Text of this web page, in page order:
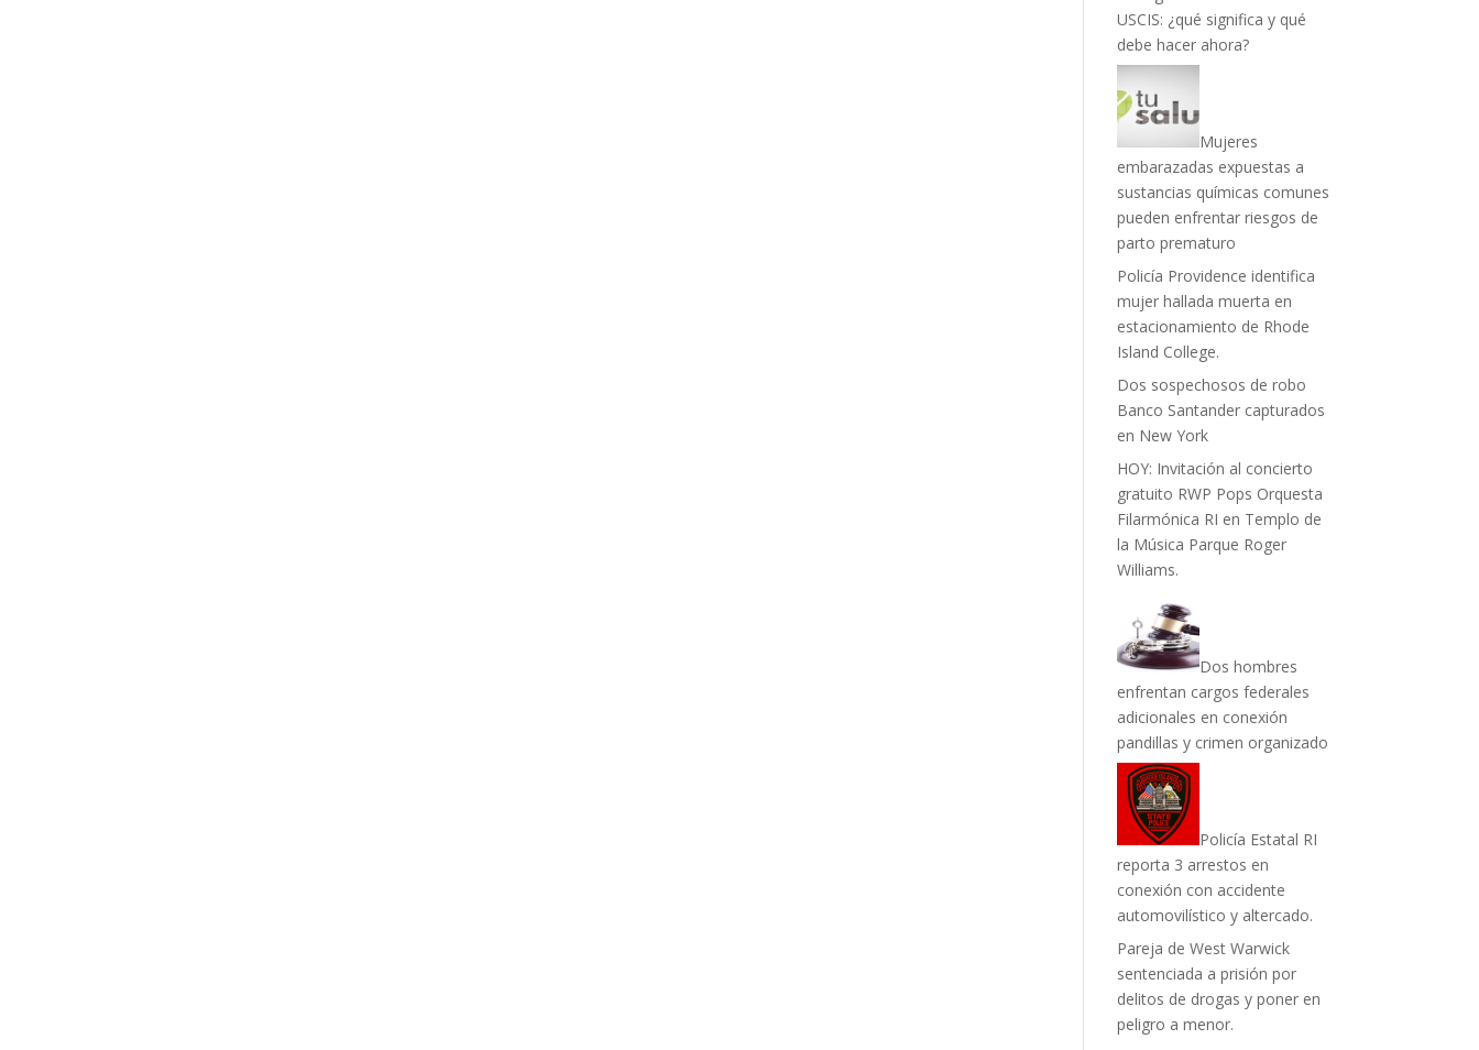
USCIS: ¿qué significa y qué
debe hacer ahora?
Mujeres
embarazadas expuestas a
sustancias químicas comunes
pueden enfrentar riesgos de
parto prematuro
Policía Providence identifica
mujer hallada muerta en
estacionamiento de Rhode
Island College.
Dos sospechosos de robo
Banco Santander capturados
en New York
HOY: Invitación al concierto
gratuito RWP Pops Orquesta
Filarmónica RI en Templo de
la Música Parque Roger
Williams.
Dos hombres
enfrentan cargos federales
adicionales en conexión
pandillas y crimen organizado
Policía Estatal RI
reporta 3 arrestos en
conexión con accidente
automovilístico y altercado.
Pareja de West Warwick
sentenciada a prisión por
delitos de drogas y poner en
peligro a menor.